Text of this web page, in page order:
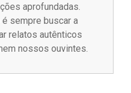
aprofundadas.
sempre buscar a
relatos autênticos
nossos ouvintes.